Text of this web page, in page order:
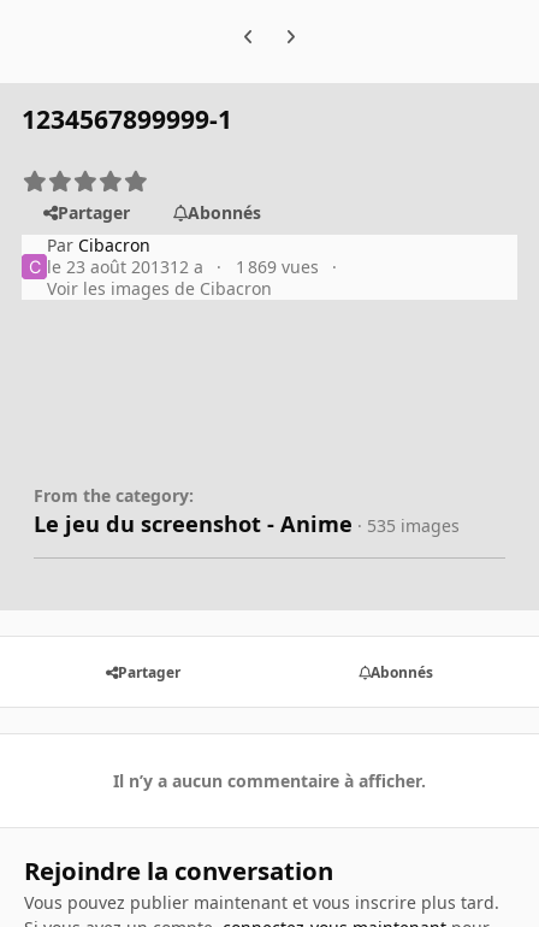
Previous carousel slide
Next carousel slide
1234567899999-1
Partager
Abonnés
ParCibacron
le 23 août 201312 a
1 869 vues
Voir les images de Cibacron
From the category:
Le jeu du screenshot - Anime · 535 images
Partager Abonnés
Il n’y a aucun commentaire à afficher.
Rejoindre la conversation
Vous pouvez publier maintenant et vous inscrire plus tard.